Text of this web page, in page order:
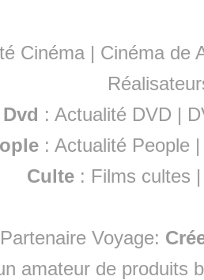
Cinéma | Cinéma de
Dvd : Actualité DVD |
:Actualité People
Culte : Films cultes
Partenaire Voyage:
amateur de produits